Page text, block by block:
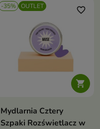
-35% OUTLET

favorite_border
Mydlarnia Cztery
Szpaki Rozświetlacz w